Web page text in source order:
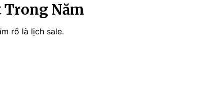
Trong Năm
rõ là lịch sale.